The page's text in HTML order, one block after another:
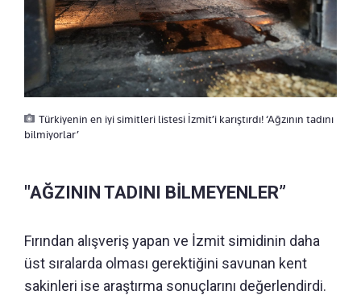
Türkiyenin en iyi simitleri listesi İzmit’i karıştırdı! ‘Ağzının tadını
bilmiyorlar’
"AĞZININ TADINI BİLMEYENLER”
Fırından alışveriş yapan ve İzmit simidinin daha
üst sıralarda olması gerektiğini savunan kent
sakinleri ise araştırma sonuçlarını değerlendirdi.